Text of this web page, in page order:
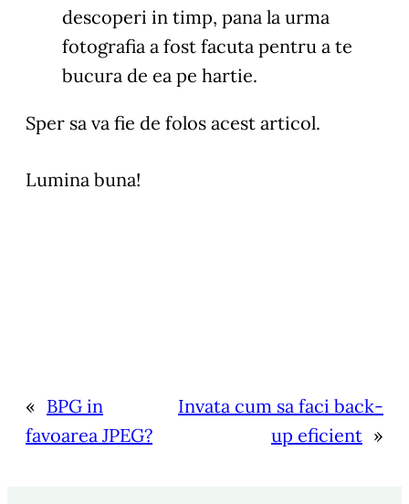
descoperi in timp, pana la urma
fotografia a fost facuta pentru a te
bucura de ea pe hartie.
Sper sa va fie de folos acest articol.
Lumina buna!
« BPG in
favoarea JPEG?
Invata cum sa faci back-
up eficient »